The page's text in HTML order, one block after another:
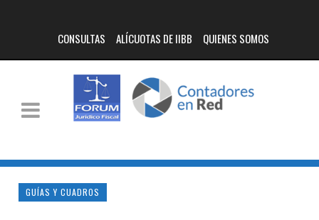
CONSULTAS ALÍCUOTAS DE IIBB QUIENES SOMOS
GUÍAS Y CUADROS